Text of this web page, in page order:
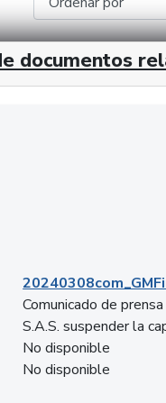
documentos
Comunicado de
S.A.S. suspender la
No disponible
No disponible